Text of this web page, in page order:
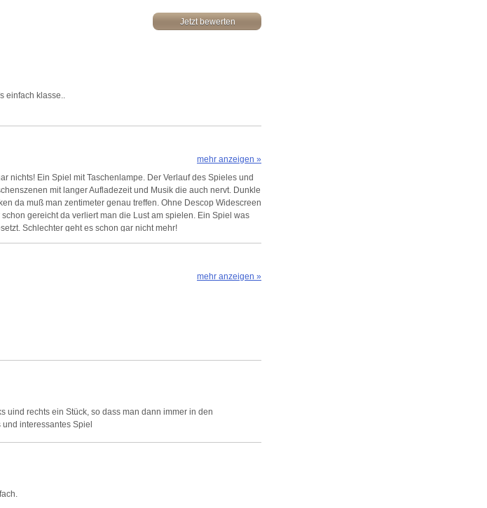
Jetzt bewerten
einfach klasse..
nichts! Ein Spiel mit Taschenlampe. Der Verlauf des Spieles und
mit langer Aufladezeit und Musik die auch nervt. Dunkle
da muß man zentimeter genau treffen. Ohne Descop Widescreen
gereicht da verliert man die Lust am spielen. Ein Spiel was
Schlechter geht es schon gar nicht mehr!
mehr anzeigen »
im Fenstermodus)
mehr anzeigen »
uind rechts ein Stück, so dass man dann immer in den
interessantes Spiel